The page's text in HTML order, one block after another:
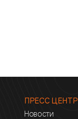
ПРЕСС ЦЕНТР
Новости